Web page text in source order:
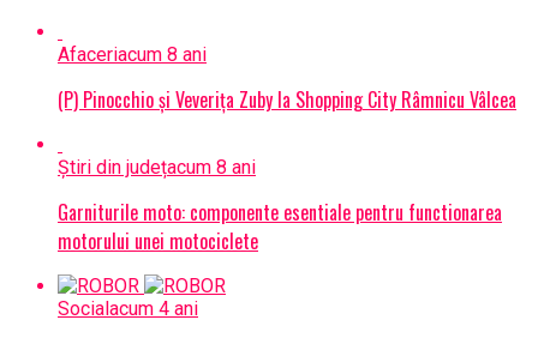
Afaceriacum 8 ani
(P) Pinocchio și Veverița Zuby la Shopping City Râmnicu Vâlcea
Știri din județacum 8 ani
Garniturile moto: componente esentiale pentru functionarea
motorului unei motociclete
Social acum 4 ani